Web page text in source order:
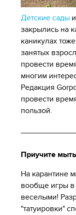
Детские садыи
закрылись на
каникулах
занятых
провести
многим
Редакция
провести
пользой.
Приучите
На карантине
вообще игры в
веселыми!
"татуировки"